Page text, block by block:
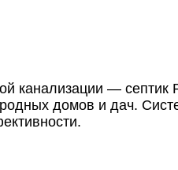
канализации —
домов и дач.